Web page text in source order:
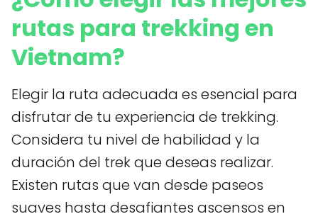
rutas para trekking en
Vietnam?
Elegir la ruta adecuada es esencial para
disfrutar de tu experiencia de trekking.
Considera tu nivel de habilidad y la
duración del trek que deseas realizar.
Existen rutas que van desde paseos
suaves hasta desafiantes ascensos en